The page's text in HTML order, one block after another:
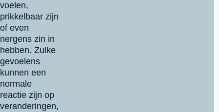
voelen,
prikkelbaar zijn
of even
nergens zin in
hebben. Zulke
gevoelens
kunnen een
normale
reactie zijn op
veranderingen,